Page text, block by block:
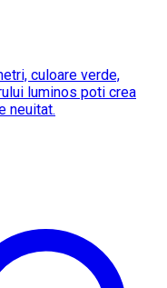
culoare verde,
luminos poti crea
neuitat.